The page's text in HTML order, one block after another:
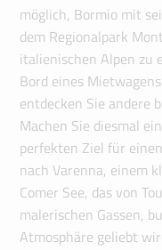
möglich, Bormio mit
dem Regionalpark
italienischen Alpen zu
Bord eines
entdecken Sie andere
Machen Sie diesmal
perfekten Ziel für
nach Varenna, einem
Comer See, das von
malerischen Gassen,
Atmosphäre geliebt